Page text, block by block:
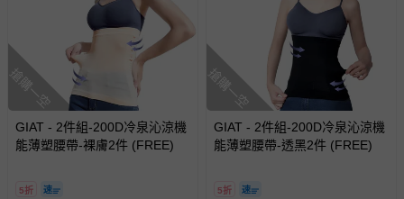
搶購一空
GIAT - 2件組-200D冷泉沁涼機
能薄塑腰帶-裸膚2件 (FREE)
5折
搶購一空
GIAT - 2件組-200D冷泉沁涼機
能薄塑腰帶-透黑2件 (FREE)
5折